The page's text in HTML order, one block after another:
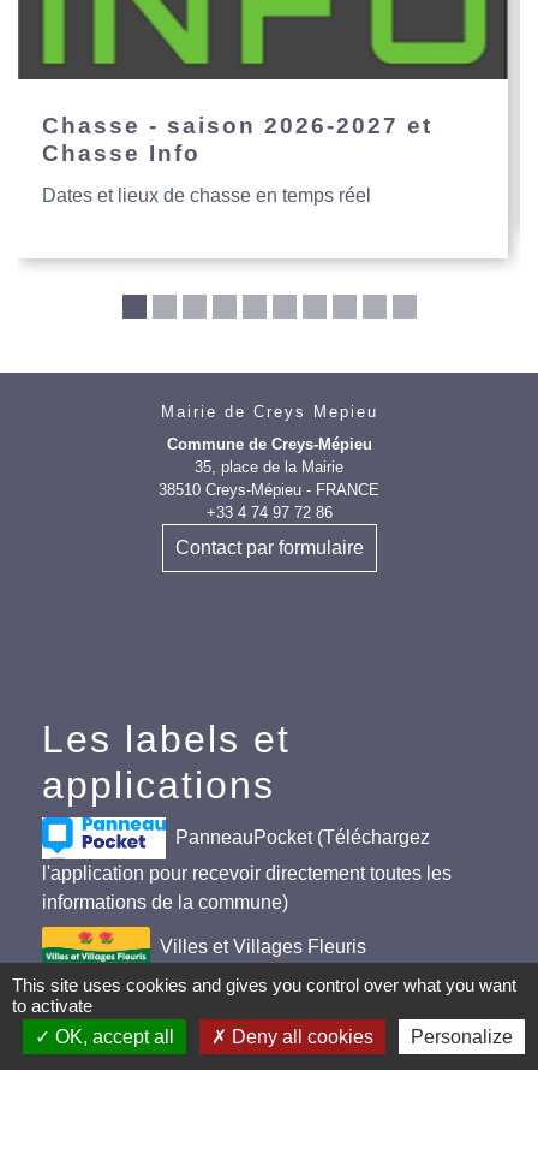
Chasse - saison 2026-2027 et
Chasse Info
Dates et lieux de chasse en temps réel
Mairie de Creys Mepieu
Commune de Creys-Mépieu
35, place de la Mairie
38510 Creys-Mépieu - FRANCE
+33 4 74 97 72 86
Contact par formulaire
Les labels et
applications
PanneauPocket (Téléchargez
l'application pour recevoir directement toutes les
informations de la commune)
Villes et Villages Fleuris
Ville active et sportive (2 lauriers)
This site uses cookies and gives you control over what you want
to activate
OK, accept all
Deny all cookies Personalize